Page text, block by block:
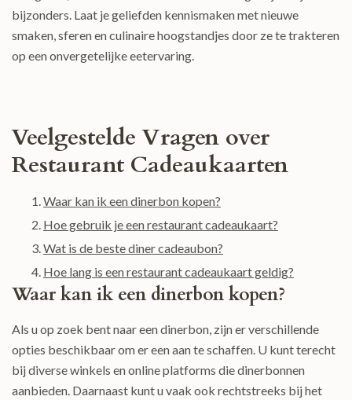
bijzonders. Laat je geliefden kennismaken met nieuwe
smaken, sferen en culinaire hoogstandjes door ze te trakteren
op een onvergetelijke eetervaring.
Veelgestelde Vragen over
Restaurant Cadeaukaarten
Waar kan ik een dinerbon kopen?
Hoe gebruik je een restaurant cadeaukaart?
Wat is de beste diner cadeaubon?
Hoe lang is een restaurant cadeaukaart geldig?
Waar kan ik een dinerbon kopen?
Als u op zoek bent naar een dinerbon, zijn er verschillende
opties beschikbaar om er een aan te schaffen. U kunt terecht
bij diverse winkels en online platforms die dinerbonnen
aanbieden. Daarnaast kunt u vaak ook rechtstreeks bij het